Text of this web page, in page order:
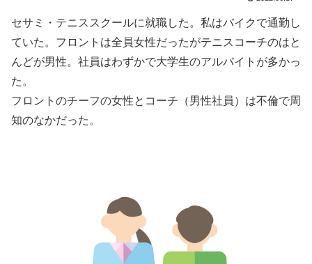
セサミ・テニススクールに就職した。私はバイクで通勤し
ていた。フロントは全員女性だったがテニスコーチのはと
んどが男性。社員はわずかで大学生のアルバイトが多かっ
た。
フロントのチーフの女性とコーチ（男性社員）は不倫で周
知のなかだった。